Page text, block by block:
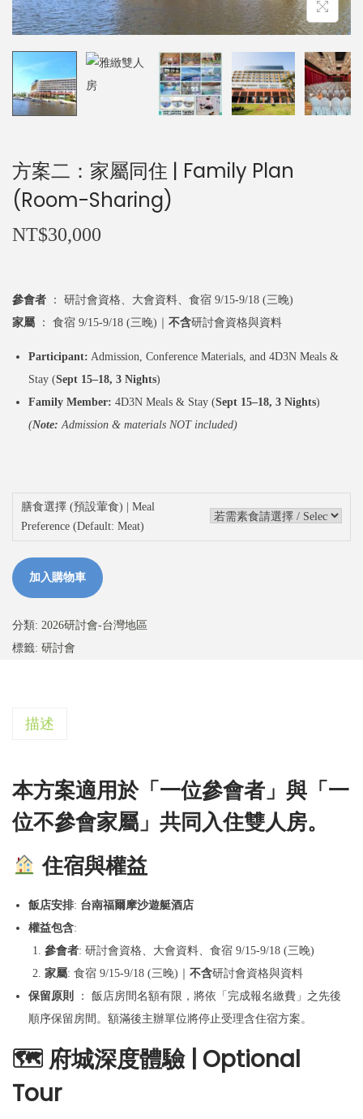
方案二：家屬同住 | Family Plan
(Room-Sharing)
NT$30,000
參會者
： 研討會資格、大會資料、食宿 9/15-9/18 (三晚)
家屬
： 食宿 9/15-9/18 (三晚)｜ 不含研討會資格與資料
Participant: Admission, Conference Materials, and 4D3N Meals &
Stay (Sept 15–18, 3 Nights)
Family Member: 4D3N Meals & Stay (Sept 15–18, 3 Nights)
(Note: Admission & materials NOT included)
膳食選擇 (預設葷食) | Meal
Preference (Default: Meat)
加入購物車
分類: 2026研討會-台灣地區
標籤: 研討會
描述
本方案適用於「一位參會者」與「一
位不參會家屬」共同入住雙人房。
住宿與權益
飯店安排: 台南福爾摩沙遊艇酒店
權益包含:
參會者: 研討會資格、大會資料、食宿 9/15-9/18 (三晚)
家屬: 食宿 9/15-9/18 (三晚)｜ 不含研討會資格與資料
保留原則
： 飯店房間名額有限，將依「完成報名繳費」之先後
順序保留房間。額滿後主辦單位將停止受理含住宿方案。
🗺府城深度體驗 | Optional
Tour